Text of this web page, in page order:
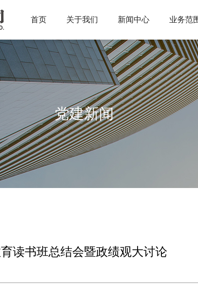
首页 关于我们 新闻中心 业务范
党建新闻
读书班总结会暨政绩观大讨论